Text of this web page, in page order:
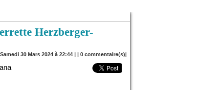
Herzberger-
30 Mars 2024 à 22:44 | | 0 commentaire(s)|